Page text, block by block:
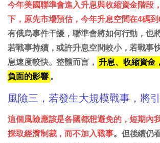
今年美國聯準會進入升息與收縮資金階段
下，原先市場預估，今年升息空間在4碼到
有俄烏事件干擾，聯準會將如何行動，也
若戰事持續，或許升息空間較小，若戰事
息速度較快。整體而言， 升息、收縮資金
負面的影響 。
風險三，若發生大規模戰事，將引
這個風險應該是各國都想避免的，短期內
採取經濟制裁，而不加入戰事。但後續仍